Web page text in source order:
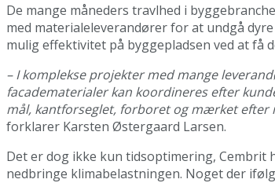
De mange måneders travlhed i
med materialeleverandører for at undgå
mulig effektivitet på byggepladsen ved at få
– I komplekse projekter med mange
facadematerialer kan koordineres efter
mål, kantforseglet, forboret og mærket efter
forklarer Karsten Østergaard Larsen.
Det er dog ikke kun tidsoptimering, Cembrit
nedbringe klimabelastningen. Noget der